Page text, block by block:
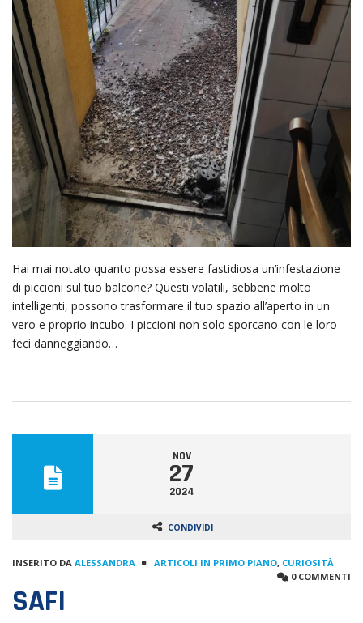
Hai mai notato quanto possa essere fastidiosa un’infestazione
di piccioni sul tuo balcone? Questi volatili, sebbene molto
intelligenti, possono trasformare il tuo spazio all’aperto in un
vero e proprio incubo. I piccioni non solo sporcano con le loro
feci danneggiando…
NOV
27
2024
CONDIVIDI
INSERITO DA ALESSANDRA ARTICOLI IN PRIMO PIANO, CURIOSITÀ
0 COMMENTI
SAFI